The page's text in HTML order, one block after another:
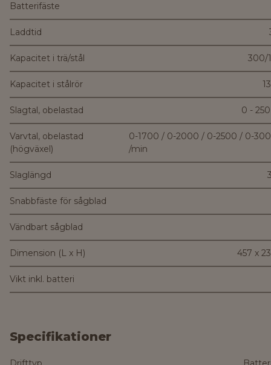
Batterifäste
Laddtid
Kapacitet i trä/stål 300/
Kapacitet i stålrör
Slagtal, obelastad 0 -
Varvtal, obelastad
(högväxel)
0-1700 / 0-2000 / 0-2500 / 0-
/min
Slaglängd
Snabbfäste för sågblad
Vändbart sågblad
Dimension (L x H) 457 x
Vikt inkl. batteri
Specifikationer